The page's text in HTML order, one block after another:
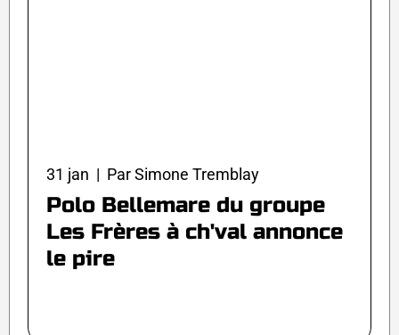
31 jan | Par Simone Tremblay
Polo Bellemare du groupe
Les Frères à ch'val annonce
le pire